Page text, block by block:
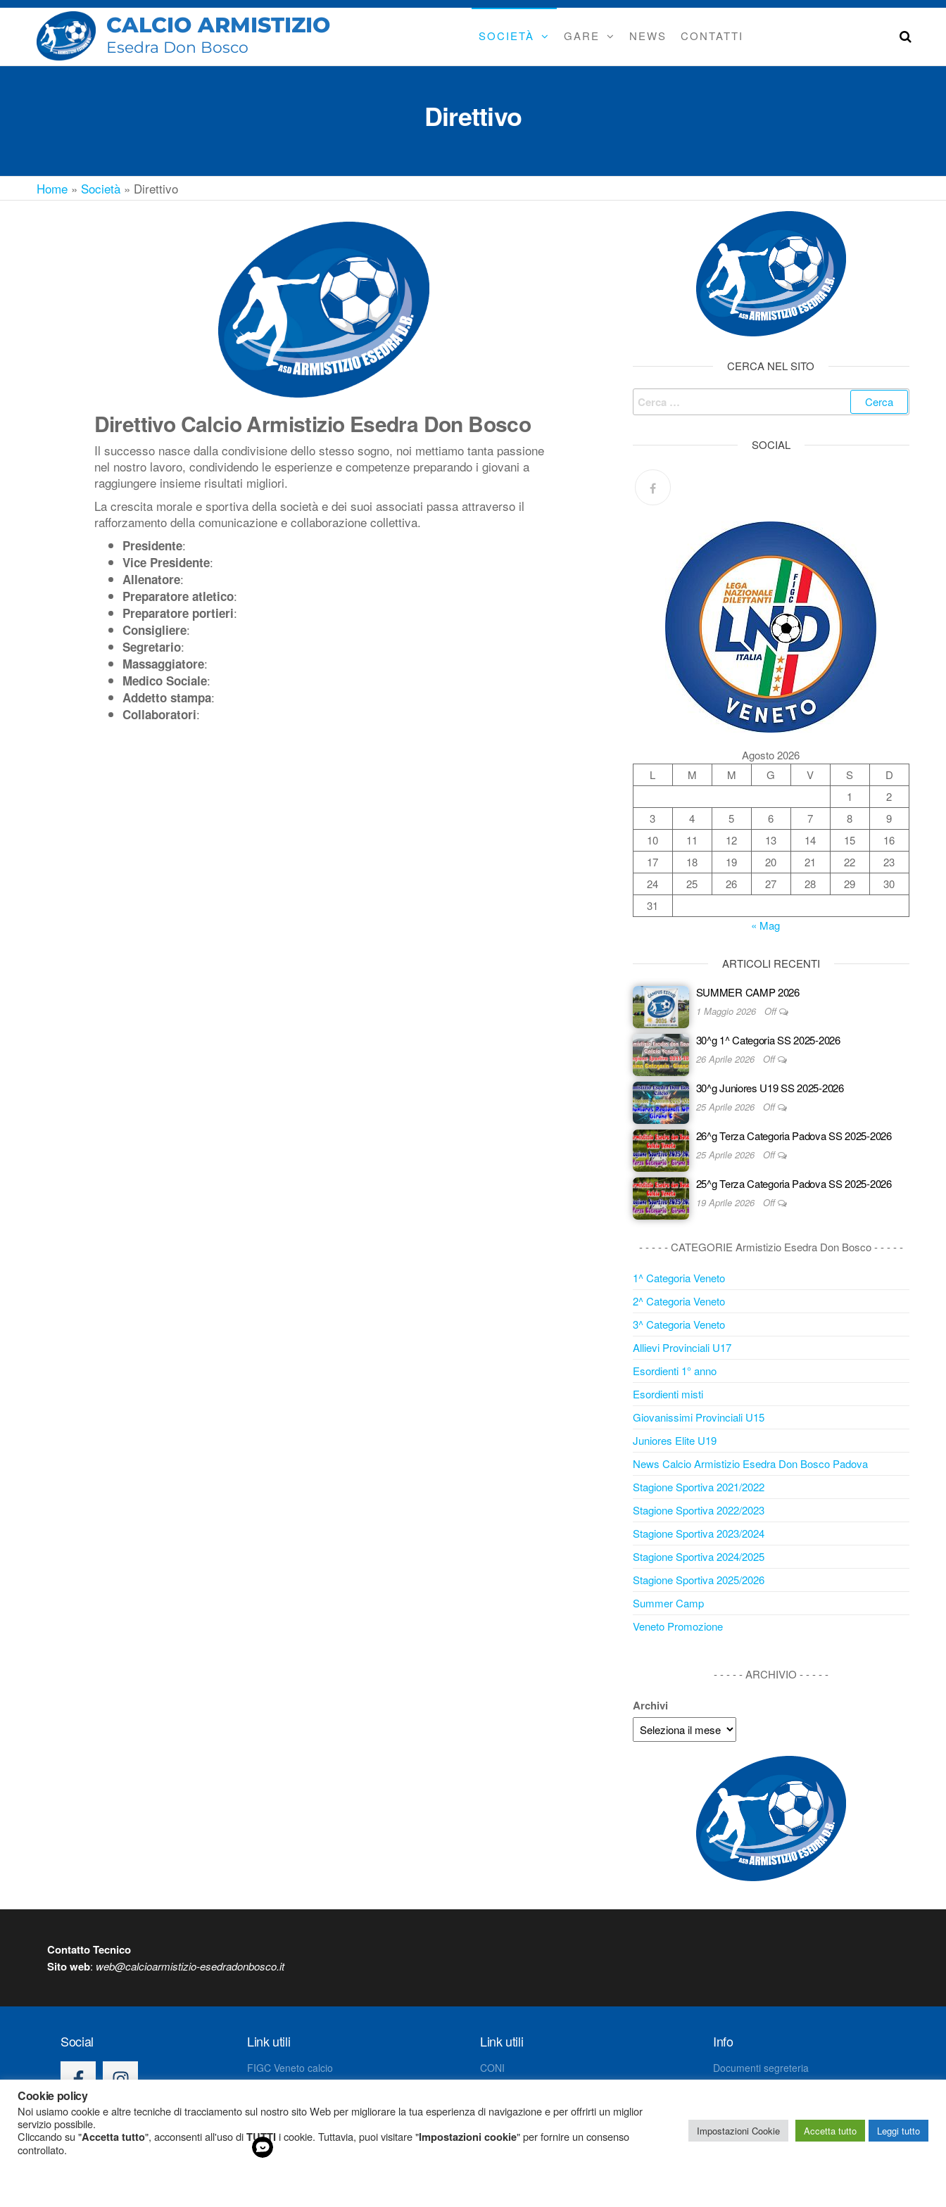
CALCIO ARMISTIZIO
Esedra Don Bosco
SOCIETÀ GARE NEWS CONTATTI
Direttivo
Home » Società » Direttivo
Direttivo Calcio Armistizio Esedra Don Bosco
Il successo nasce dalla condivisione dello stesso sogno, noi mettiamo tanta passione
nel nostro lavoro, condividendo le esperienze e competenze preparando i giovani a
raggiungere insieme risultati migliori.
La crescita morale e sportiva della società e dei suoi associati passa attraverso il
rafforzamento della comunicazione e collaborazione collettiva.
Presidente:
Vice Presidente:
Allenatore:
Preparatore atletico:
Preparatore portieri:
Consigliere:
Segretario:
Massaggiatore:
Medico Sociale:
Addetto stampa:
Collaboratori:
CERCA NEL SITO
SOCIAL
Agosto 2026
L
M M G V S
D
1
2
3
4 5 6 7 8
9
10
11 12 13 14 15
16
17
18 19 20 21 22
23
24
25 26 27 28 29
30
31
« Mag
ARTICOLI RECENTI
SUMMER CAMP 2026
1 Maggio 2026 Off
30^g 1^ Categoria SS 2025-2026
26 Aprile 2026 Off
30^g Juniores U19 SS 2025-2026
25 Aprile 2026 Off
26^g Terza Categoria Padova SS 2025-2026
25 Aprile 2026 Off
25^g Terza Categoria Padova SS 2025-2026
19 Aprile 2026 Off
- - - - - CATEGORIE Armistizio Esedra Don Bosco - - - - -
1^ Categoria Veneto
2^ Categoria Veneto
3^ Categoria Veneto
Allievi Provinciali U17
Esordienti 1° anno
Esordienti misti
Giovanissimi Provinciali U15
Juniores Elite U19
News Calcio Armistizio Esedra Don Bosco Padova
Stagione Sportiva 2021/2022
Stagione Sportiva 2022/2023
Stagione Sportiva 2023/2024
Stagione Sportiva 2024/2025
Stagione Sportiva 2025/2026
Summer Camp
Veneto Promozione
- - - - - ARCHIVIO - - - - -
Archivi
Contatto Tecnico
Sito web: web@calcioarmistizio-esedradonbosco.it
Social Link utili
FIGC Veneto calcio
Link utili
CONI
Tuttocampo
Info
Documenti segreteria
G.P.D.P.
Associazione Sportiva Dilettantistica
Cookie policy
Noi usiamo cookie e altre tecniche di tracciamento sul nostro sito Web per migliorare la tua esperienza di navigazione e per offrirti un miglior
servizio possibile.
Cliccando su "Accetta tutto", acconsenti all'uso diTUTTI i cookie. Tuttavia, puoi visitare "Impostazioni cookie" per fornire un consenso
controllato.
Impostazioni Cookie Accetta tutto Leggi tutto